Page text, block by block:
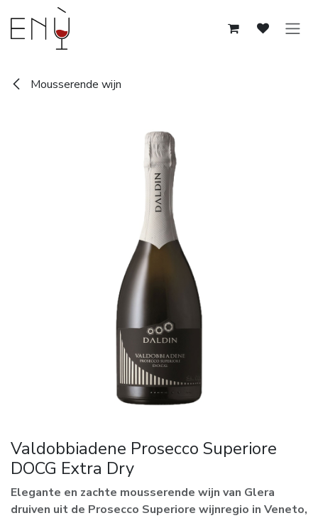
Overslaan naar inhoud
Mousserende wijn
Valdobbiadene Prosecco Superiore
DOCG Extra Dry
Elegante en zachte mousserende wijn van Glera
druiven uit de Prosecco Superiore wijnregio in Veneto,